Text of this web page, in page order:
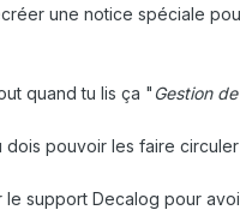
une notice spéciale
quand tu lis ça " Gestion
pouvoir les faire
support Decalog pour